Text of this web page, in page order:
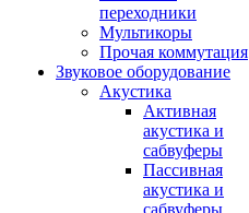
переходники
Мультикоры
Прочая коммутация
Звуковое оборудование
Акустика
Активная
акустика и
сабвуферы
Пассивная
акустика и
сабвуферы